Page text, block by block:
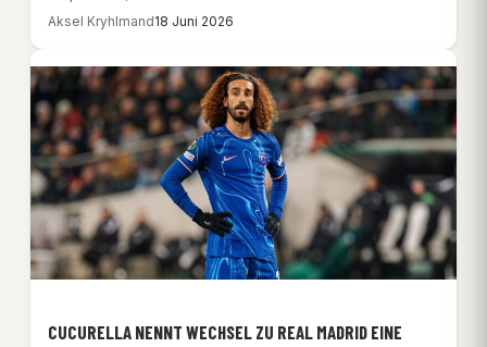
Aksel Kryhlmand18 Juni 2026
CUCURELLA NENNT WECHSEL ZU REAL MADRID EINE